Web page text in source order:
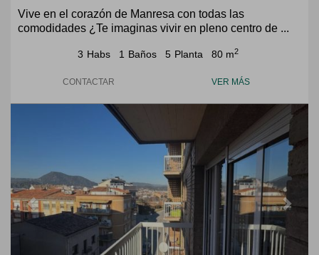
Vive en el corazón de Manresa con todas las
comodidades ¿Te imaginas vivir en pleno centro de ...
3 Habs 1 Baños 5 Planta 80 m2
CONTACTAR VER MÁS
Next